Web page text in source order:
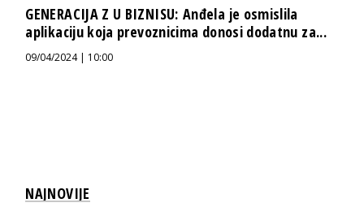
GENERACIJA Z U BIZNISU: Anđela je osmislila
aplikaciju koja prevoznicima donosi dodatnu za...
09/04/2024 | 10:00
NAJNOVIJE